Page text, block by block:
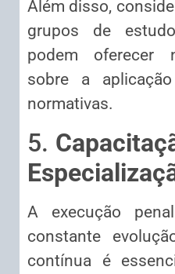
Além disso,
grupos de
podem oferecer
sobre a
normativas.
5.
A execução
constante
contínua é